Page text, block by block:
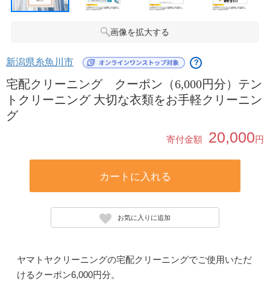
画像を拡大する
新潟県糸魚川市 ？
宅配クリーニング クーポン（6,000円分）テン
トクリーニング 大切な衣類をお手軽クリーニン
グ
寄付金額 20,000円
カートに入れる
お気に入りに追加
ヤマトヤクリーニングの宅配クリーニングでご使用いただ
けるクーポン6,000円分。